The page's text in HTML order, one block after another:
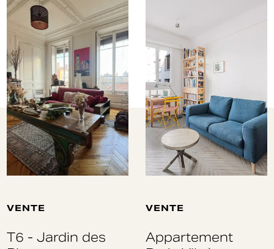
VENTE
T6 - Jardin des
VENTE
Appartement